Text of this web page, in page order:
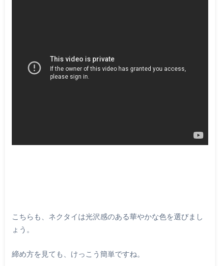
こちらも、ネクタイは光沢感のある華やかな色を選びまし
ょう。
締め方を見ても、けっこう簡単ですね。